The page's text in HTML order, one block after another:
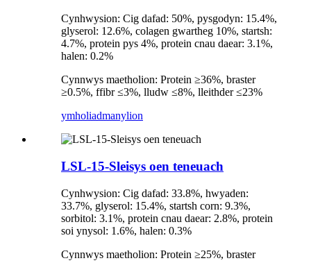
Cynhwysion: Cig dafad: 50%, pysgodyn: 15.4%,
glyserol: 12.6%, colagen gwartheg 10%, startsh:
4.7%, protein pys 4%, protein cnau daear: 3.1%,
halen: 0.2%
Cynnwys maetholion: Protein ≥36%, braster
≥0.5%, ffibr ≤3%, lludw ≤8%, lleithder ≤23%
ymholiadmanylion
LSL-15-Sleisys oen teneuach
Cynhwysion: Cig dafad: 33.8%, hwyaden:
33.7%, glyserol: 15.4%, startsh corn: 9.3%,
sorbitol: 3.1%, protein cnau daear: 2.8%, protein
soi ynysol: 1.6%, halen: 0.3%
Cynnwys maetholion: Protein ≥25%, braster